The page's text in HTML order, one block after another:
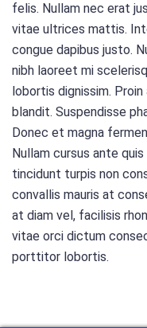
felis. Nullam nec erat
vitae ultrices mattis.
congue dapibus justo.
nibh laoreet mi
lobortis dignissim. Proin
blandit. Suspendisse
Donec et magna
Nullam cursus ante
tincidunt turpis non
convallis mauris at
at diam vel, facilisis
vitae orci dictum
porttitor lobortis.